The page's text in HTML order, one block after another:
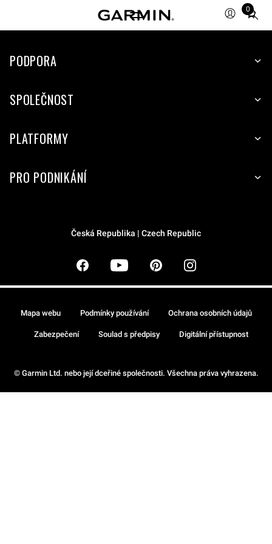
0
Total
items
cart:
PODPORA
SPOLEČNOST
PLATFORMY
PRO PODNIKÁNÍ
Česká Republika | Czech Republic
© Garmin Ltd. nebo její dceřiné společnosti. Všechna práva vyhrazena.
Mapa webu Podmínky používání Ochrana osobních údajů
Zabezpečení Soulad s předpisy Digitální přístupnost